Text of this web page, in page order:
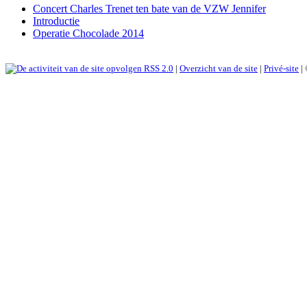
Concert Charles Trenet ten bate van de VZW Jennifer
Introductie
Operatie Chocolade 2014
RSS 2.0 | Overzicht van de site | Privé-site |